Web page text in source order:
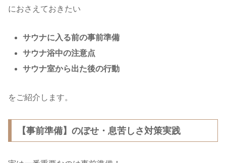
におさえておきたい
サウナに入る前の事前準備
サウナ浴中の注意点
サウナ室から出た後の行動
をご紹介します。
【事前準備】のぼせ・息苦しさ対策実践